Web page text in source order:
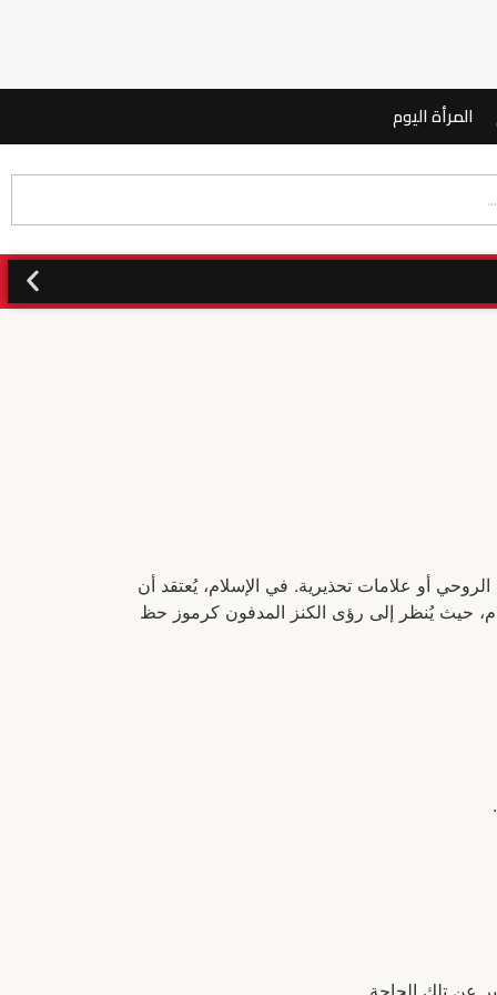
المرأة اليوم
أو علامات تحذيرية. في الإسلام، يُعتقد أن
حيث يُنظر إلى رؤى الكنز المدفون كرموز حظ